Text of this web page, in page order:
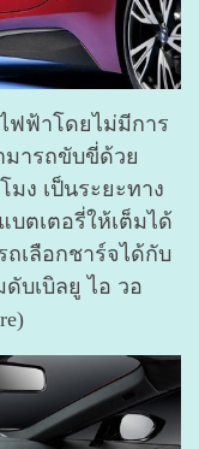
ฟ้าโดยไม่มีการ
มารถขับขี่ด้วย
มง เป็นระยะทาง
บตเตอรี่ให้เต็มได้
ถเลือกชาร์จได้กับ
บเบิลยู ไอ วอ